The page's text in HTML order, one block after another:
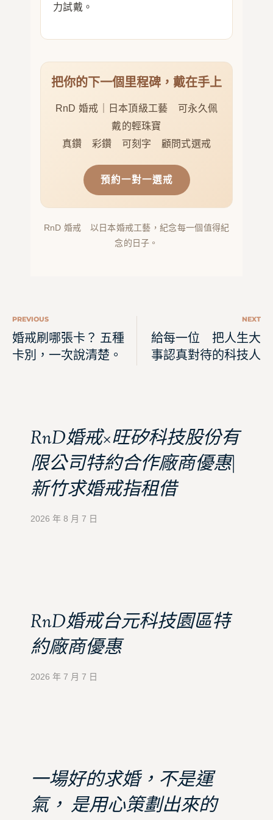
力試戴。
把你的下一個里程碑，戴在手上
RnD 婚戒｜日本頂級工藝 可永久佩
戴的輕珠寶
真鑽 彩鑽 可刻字 顧問式選戒
預約一對一選戒
RnD 婚戒 以日本婚戒工藝，紀念每一個值得紀
念的日子。
PREVIOUS
婚戒刷哪張卡？ 五種
卡別，一次說清楚。
NEXT
給每一位 把人生大
事認真對待的科技人
RnD婚戒×旺矽科技股份有
限公司特約合作廠商優惠|
新竹求婚戒指租借
2026 年 8 月 7 日
RnD婚戒台元科技園區特
約廠商優惠
2026 年 7 月 7 日
一場好的求婚，不是運
氣， 是用心策劃出來的